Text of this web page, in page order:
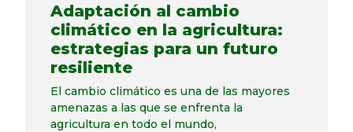
Adaptación al cambio
climático en la agricultura:
estrategias para un futuro
resiliente
El cambio climático es una de las mayores
amenazas a las que se enfrenta la
agricultura en todo el mundo,